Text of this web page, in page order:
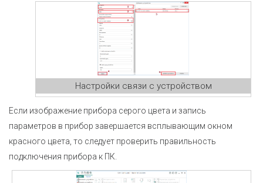
Настройки связи с устройством
Если изображение прибора серого цвета и запись
параметров в прибор завершается всплывающим окном
красного цвета, то следует проверить правильность
подключения прибора к ПК.